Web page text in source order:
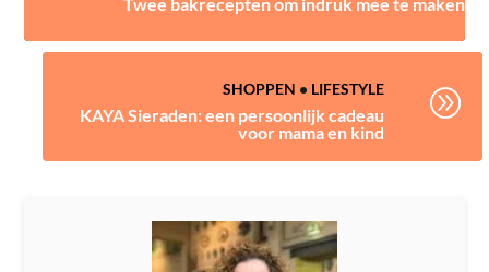
SHOPPEN • LIFESTYLE
KAYA Sieraden: een persoonlijk cadeau
voor mama en kind
A